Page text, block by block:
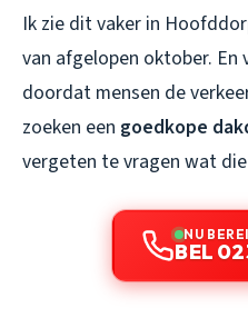
Ik zie dit vaker in
van afgelopen oktober.
doordat mensen de
zoeken een goedkope
vergeten te vragen wat
NU
BEL